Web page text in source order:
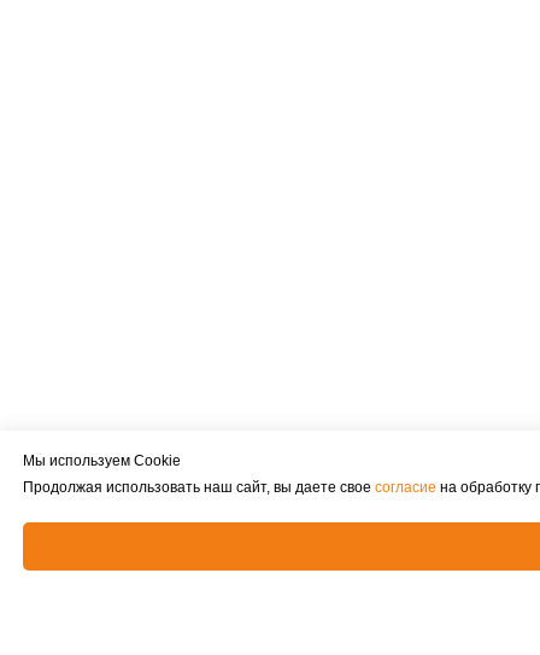
Мы используем Cookie
Продолжая использовать наш сайт, вы даете свое согласие на обработку